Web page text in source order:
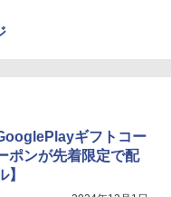
ギフトコー
ポンが先着限定で配